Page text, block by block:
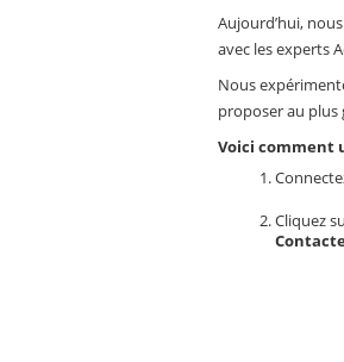
Aujourd’hui,
avec les experts
Nous
proposer au plus
Voici comment
Cliquez